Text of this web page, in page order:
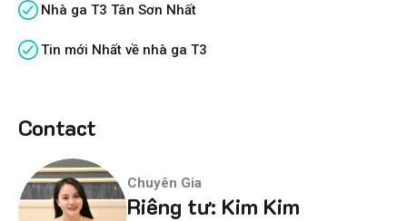
Nhà ga T3 Tân Sơn Nhất
Tin mới Nhất về nhà ga T3
Contact
Chuyên Gia
Riêng tư: Kim Kim